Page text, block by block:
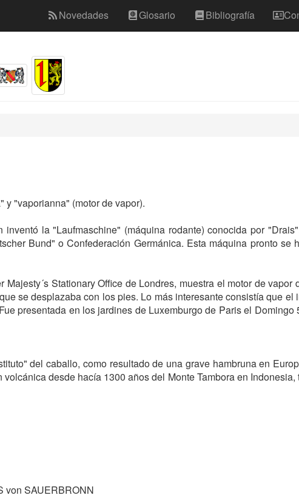
Novedades Glosario Bibliografía
"vaporianna" (motor de vapor).
la "Laufmaschine" (máquina rodante) conocida por
Bund" o Confederación Germánica. Esta máquina pronto se
Stationary Office de Londres, muestra el motor de vapor
se desplazaba con los pies. Lo más interesante consistía que el
presentada en los jardines de Luxemburgo de Paris el
del caballo, como resultado de una grave hambruna en
desde hacía 1300 años del Monte Tambora en
de vapor, existiendo dos ejemplos de la mismas, montadas
(1725-1804) seguido por el
von SAUERBRONN